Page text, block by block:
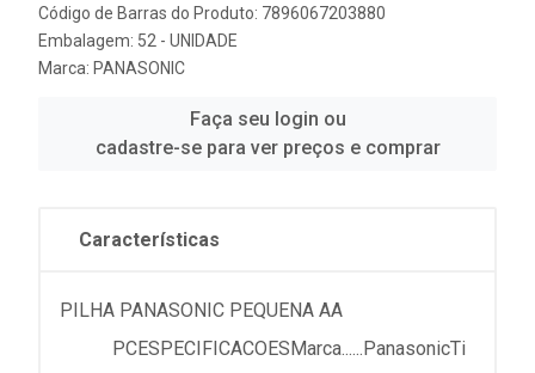
Código de Barras do Produto: 7896067203880
Embalagem: 52 - UNIDADE
Marca: PANASONIC
Faça seu login ou
cadastre-se para ver preços e comprar
Características
PILHA PANASONIC PEQUENA AA
PCESPECIFICACOESMarca......PanasonicTi